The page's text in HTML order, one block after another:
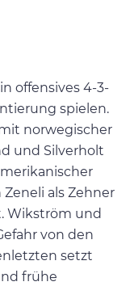
offensives 4-3-
spielen.
norwegischer
und Silverholt
als Zehner
Wikström und
von den
setzt
frühe